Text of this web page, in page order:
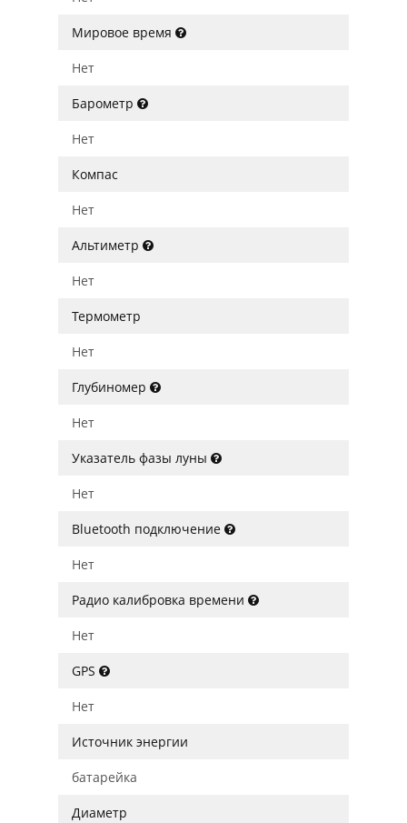
Мировое время
Нет
Барометр
Нет
Компас
Нет
Альтиметр
Нет
Термометр
Нет
Глубиномер
Нет
Указатель фазы луны
Нет
Bluetooth подключение
Нет
Радио калибровка времени
Нет
GPS
Нет
Источник энергии
батарейка
Диаметр